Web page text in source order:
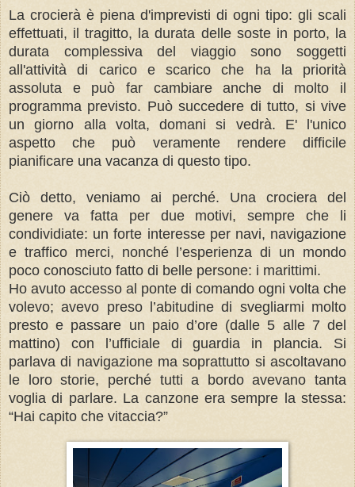
La crocierà è piena d'imprevisti di ogni tipo: gli scali
effettuati, il tragitto, la durata delle soste in porto, la
durata complessiva del viaggio sono soggetti
all'attività di carico e scarico che ha la priorità
assoluta e può far cambiare anche di molto il
programma previsto. Può succedere di tutto, si vive
un giorno alla volta, domani si vedrà. E' l'unico
aspetto che può veramente rendere difficile
pianificare una vacanza di questo tipo.
Ciò detto, veniamo ai perché. Una crociera del
genere va fatta per due motivi, sempre che li
condividiate: un forte interesse per navi, navigazione
e traffico merci, nonché l’esperienza di un mondo
poco conosciuto fatto di belle persone: i marittimi.
Ho avuto accesso al ponte di comando ogni volta che
volevo; avevo preso l’abitudine di svegliarmi molto
presto e passare un paio d’ore (dalle 5 alle 7 del
mattino) con l’ufficiale di guardia in plancia. Si
parlava di navigazione ma soprattutto si ascoltavano
le loro storie, perché tutti a bordo avevano tanta
voglia di parlare. La canzone era sempre la stessa:
“Hai capito che vitaccia?”